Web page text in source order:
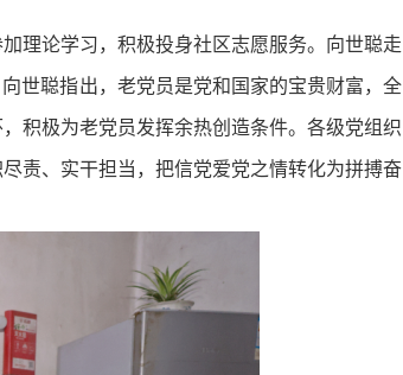
理论学习，积极投身社区志愿服务。向世聪走
世聪指出，老党员是党和国家的宝贵财富， 全
积极为老党员发挥余热创造条件。各级党组织
责、实干担当，把信党爱党之情转化为拼搏奋